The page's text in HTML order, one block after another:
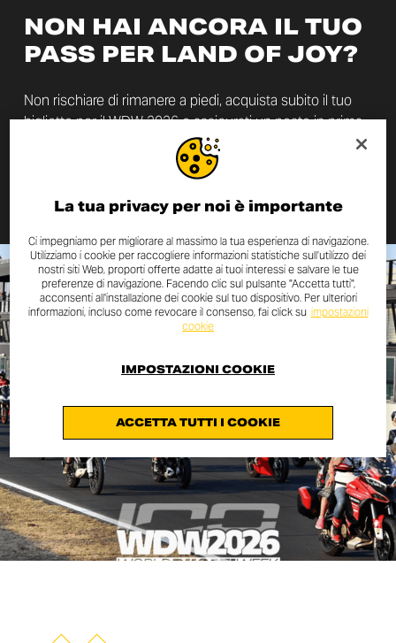
NON HAI ANCORA IL TUO
PASS PER LAND OF JOY?
Non rischiare di rimanere a piedi, acquista subito il tuo
biglietto per il WDW 2026 e assicurati un posto in prima
La tua privacy per noi è importante
Ci impegniamo per migliorare al massimo la tua esperienza di navigazione.
Utilizziamo i cookie per raccogliere informazioni statistiche sull’utilizzo dei
nostri siti Web, proporti offerte adatte ai tuoi interessi e salvare le tue
preferenze di navigazione. Facendo clic sul pulsante "Accetta tutti",
acconsenti all'installazione dei cookie sul tuo dispositivo. Per ulteriori
informazioni, incluso come revocare il consenso, fai click su impostazioni
cookie
ACCETTA TUTTI I COOKIE
IMPOSTAZIONI COOKIE